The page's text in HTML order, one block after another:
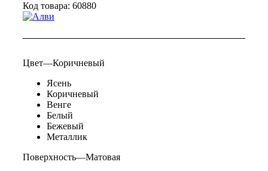
Код товара: 60880
Цвет—Коричневый
Ясень
Коричневый
Венге
Белый
Бежевый
Металлик
Поверхность—Матовая